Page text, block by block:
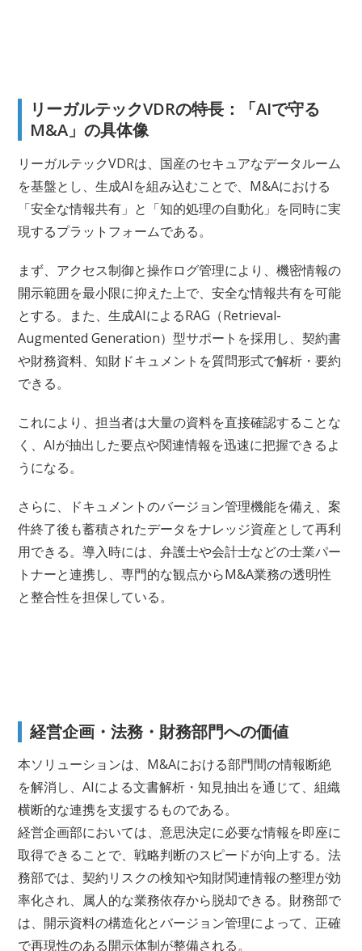
リーガルテックVDRの特長：「AIで守る
M&A」の具体像
リーガルテックVDRは、国産のセキュアなデータルーム
を基盤とし、生成AIを組み込むことで、M&Aにおける
「安全な情報共有」と「知的処理の自動化」を同時に実
現するプラットフォームである。
まず、アクセス制御と操作ログ管理により、機密情報の
開示範囲を最小限に抑えた上で、安全な情報共有を可能
とする。また、生成AIによるRAG（Retrieval-
Augmented Generation）型サポートを採用し、契約書
や財務資料、知財ドキュメントを質問形式で解析・要約
できる。
これにより、担当者は大量の資料を直接確認することな
く、AIが抽出した要点や関連情報を迅速に把握できるよ
うになる。
さらに、ドキュメントのバージョン管理機能を備え、案
件終了後も蓄積されたデータをナレッジ資産として再利
用できる。導入時には、弁護士や会計士などの士業パー
トナーと連携し、専門的な観点からM&A業務の透明性
と整合性を担保している。
経営企画・法務・財務部門への価値
本ソリューションは、M&Aにおける部門間の情報断絶
を解消し、AIによる文書解析・知見抽出を通じて、組織
横断的な連携を支援するものである。
経営企画部においては、意思決定に必要な情報を即座に
取得できることで、戦略判断のスピードが向上する。法
務部では、契約リスクの検知や知財関連情報の整理が効
率化され、属人的な業務依存から脱却できる。財務部で
は、開示資料の構造化とバージョン管理によって、正確
で再現性のある開示体制が整備される。